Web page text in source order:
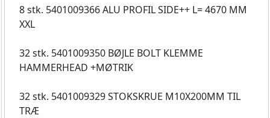
8 stk. 5401009366 ALU PROFIL SIDE++ L= 4670 MM
XXL
32 stk. 5401009350 BØJLE BOLT KLEMME
HAMMERHEAD +MØTRIK
32 stk. 5401009329 STOKSKRUE M10X200MM TIL
TRÆ